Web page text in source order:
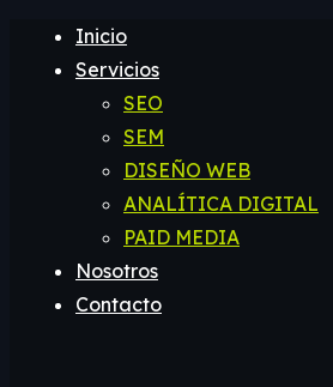
Inicio
Servicios
SEO
SEM
DISEÑO WEB
ANALÍTICA DIGITAL
PAID MEDIA
Nosotros
Contacto